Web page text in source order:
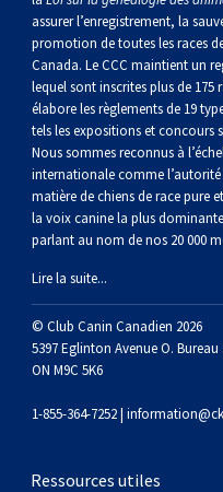
Berger anglais
Berger polonais de
Berger portugais
Puli
Berger Shetland
Chien d’eau espagnol
Chien Ibizan
Lévrier irlandais
Norrbottenspets
Elkhound norvégien
Otterhound
Petit basset griffon
Terrier tibétain
Xoloitzcuintli (moyen)
Xoloïtzcuintli (standard)
Setter irlandais
Épagneul cocker
Épagneul d’eau
Épagneul bleu de Picardie
Épagneul Clumber
Épagneul cocker anglais
Terrier de Norwich
Terrier du révérend
Terrier chasseur de rat
Terrier Russell
Terrier écossais
Terrier Sealyham
Caniche (nain)
Carlin
Petit chien russe
Terrier à poil soyeux
Terrier de Manchester nain
Xoloitzcuintli (nain)
Grand bouvier suisse
Chien du Groenland
Hovawart
Chien d’ours de Carélie
Kuvasz
Leonberger
Top Dogs
assurer l’enregistrement, la
promotion de toutes les races
Canada. Le CCC maintient un
lequel sont inscrites plus de 175
élabore les règlements de 19
tels les expositions et concours
Nous sommes reconnus à
internationale comme l’autorité
matière de chiens de race pure
la voix canine la plus
parlant au nom de nos 20 000
Lire la suite...
© Club Canin Canadien 2026
5397 Eglinton Avenue O.
ON M9C 5K6
1-855-364-7252 |
Ressources utiles